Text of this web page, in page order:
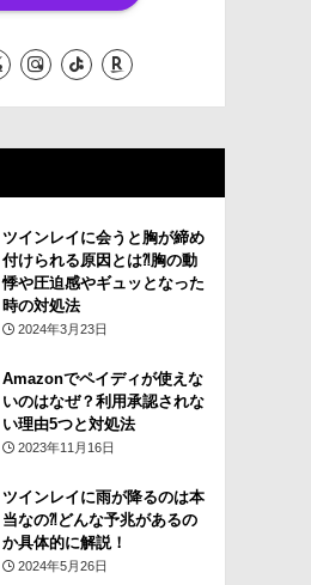
ツインレイに会うと胸が締め
付けられる原因とは⁈胸の動
悸や圧迫感やギュッとなった
時の対処法
2024年3月23日
Amazonでペイディが使えな
いのはなぜ？利用承認されな
い理由5つと対処法
2023年11月16日
ツインレイに雨が降るのは本
当なの⁈どんな予兆があるの
か具体的に解説！
2024年5月26日